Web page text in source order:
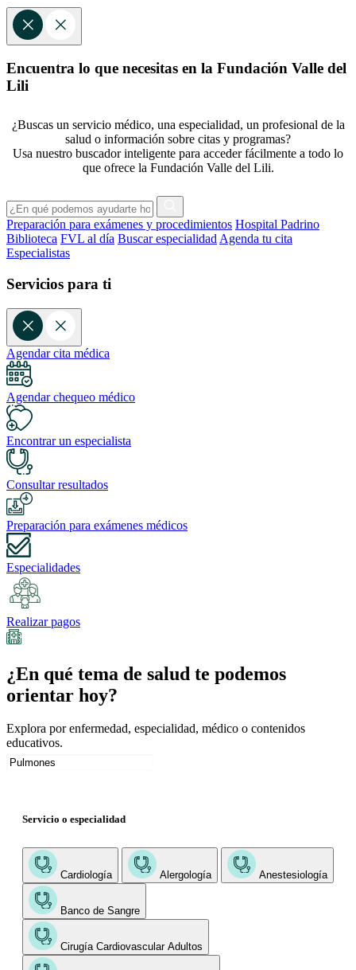
Encuentra lo que necesitas en la Fundación Valle del
Lili
¿Buscas un servicio médico, una especialidad, un profesional de la
salud o información sobre citas y programas?
Usa nuestro buscador inteligente para acceder fácilmente a todo lo
que ofrece la Fundación Valle del Lili.
Preparación para exámenes y procedimientos Hospital Padrino
Biblioteca FVL al día Buscar especialidad Agenda tu cita
Especialistas
Servicios para ti
Agendar cita médica
Agendar chequeo médico
Encontrar un especialista
Consultar resultados
Preparación para exámenes médicos
Especialidades
Realizar pagos
¿En qué tema de salud te podemos
orientar hoy?
Explora por enfermedad, especialidad, médico o contenidos
educativos.
Servicio o especialidad
Cardiología Alergología Anestesiología
Banco de Sangre
Cirugía Cardiovascular Adultos